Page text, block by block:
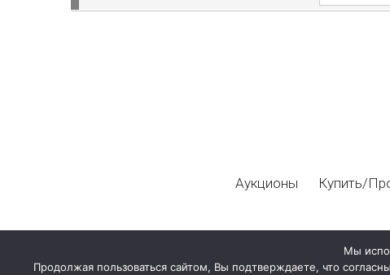
Аукционы Купить/
Мы
Продолжая пользоваться сайтом, Вы подтверждаете, что